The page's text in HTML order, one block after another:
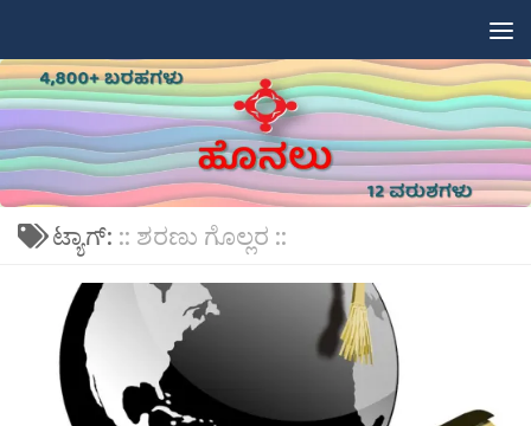
ಟ್ಯಾಗ್: :: ಶರಣು ಗೊಲ್ಲರ ::